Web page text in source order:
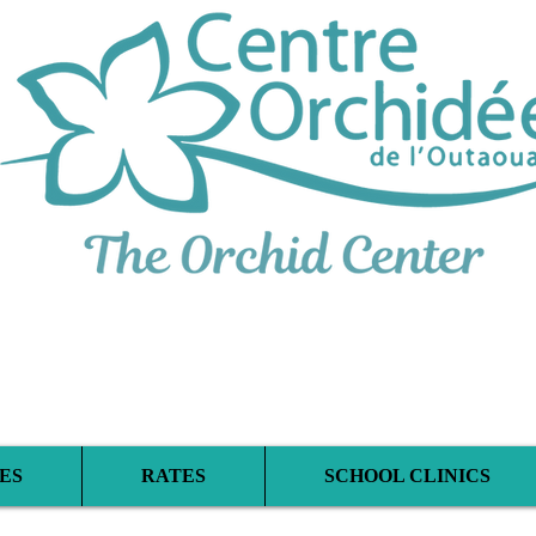
RATES SCHOOL CLINICS